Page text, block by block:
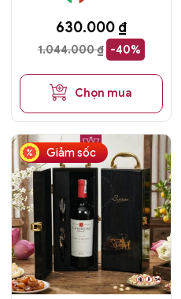
1.044.000₫ -40%
630.000 ₫
Chọn mua
Giảm sốc
Sản
phẩm
này
có
nhiều
biến
thể.
Các
tùy
chọn